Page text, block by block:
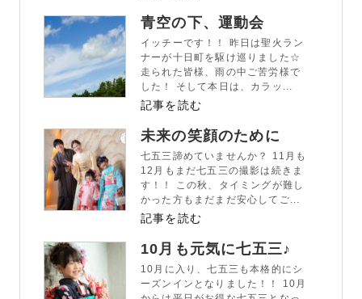
青空の下、運動会
イッチーです！！ 昨日は聖火ラン
ナーが十日町を駆け巡りました☆
走られた皆様、雨の中ご苦労様で
した！ そして本日は、カラッ...
記事を読む
未来の笑顔のために
七五三諦めていませんか？ 11月も
12月もまだ七五三の撮影は続きま
す！！ この秋、タイミングが難し
かった方もまだまだ安心してご...
記事を読む
10月も元気に七五三♪
10月に入り、七五三も本格的にシ
ーズンインとなりました！！ 10月